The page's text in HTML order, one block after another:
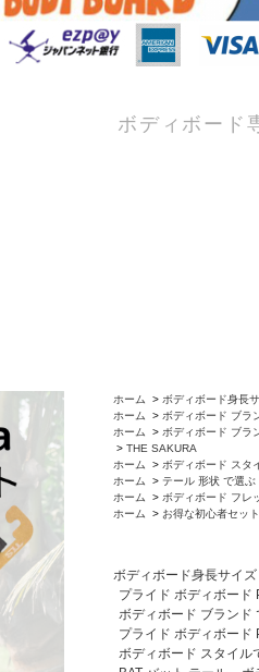
ボディボード
ホーム > ボディボード身長
ホーム
> ボディボード ブラ
ホーム
> ボディボード ブラ
> THE SAKURA
ホーム
> ボディボード スタ
ホーム
> テール 形状 で選ぶ
ホーム
> ボディボード フレ
ホーム
> お得な初心者セット
ボディボード身長サイズ
プライド ボディボー
ボディボード ブランド
プライド ボディボー
ボディボード スタイル